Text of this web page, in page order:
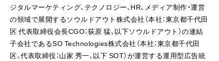
ジタルマーケティング、テクノロジー、HR、メディア制作・運営
の領域で展開するソウルドアウト株式会社（本社：東京都千代田
区 代表取締役会長CGO：荻原 猛、以下ソウルドアウト）の連結
子会社であるSO Technologies株式会社（本社：東京都千代田
区、代表取締役：山家 秀一、以下 SOT）が運営する運用型広告統